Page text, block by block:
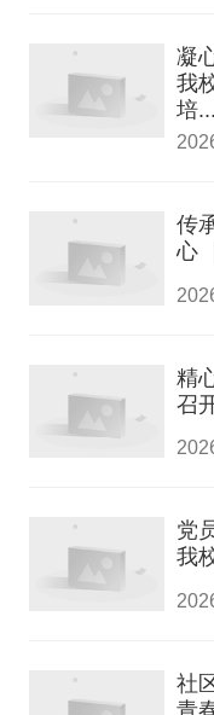
凝
我
培...
传
心
精
召
党
我
社
青